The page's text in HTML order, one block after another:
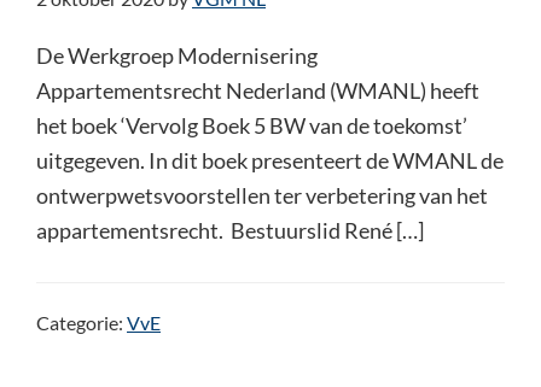
De Werkgroep Modernisering
Appartementsrecht Nederland (WMANL) heeft
het boek ‘Vervolg Boek 5 BW van de toekomst’
uitgegeven. In dit boek presenteert de WMANL de
ontwerpwetsvoorstellen ter verbetering van het
appartementsrecht. Bestuurslid René […]
Categorie: VvE